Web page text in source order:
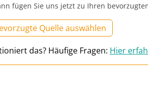
fügen Sie uns jetzt zu Ihren
Quelle auswählen
das? Häufige Fragen: Hier